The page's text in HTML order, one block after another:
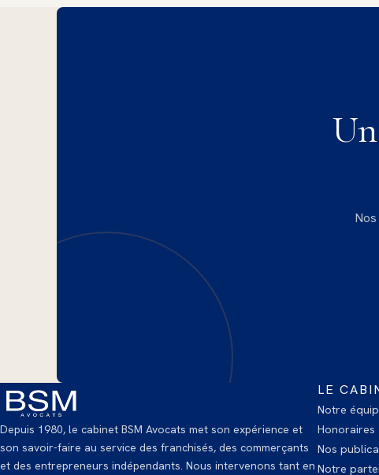
Depuis 1980, le cabinet BSM Avocats met son expérience et
son savoir-faire au service des franchisés, des commerçants
et des entrepreneurs indépendants. Nous intervenons tant en
LE
Notre
Honoraires
Nos
Notre